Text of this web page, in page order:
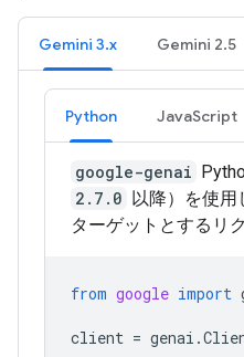
Gemini 3.x
Python JavaScript
google-genai
2.7.0 以降）を使用
ターゲットとするリ
from google import
client = genai .